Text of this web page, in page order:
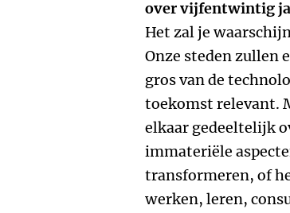
over vijfentwintig
Het zal je
Onze steden zullen
gros van de
toekomst relevant.
elkaar gedeeltelijk
immateriële
transformeren, of
werken, leren,